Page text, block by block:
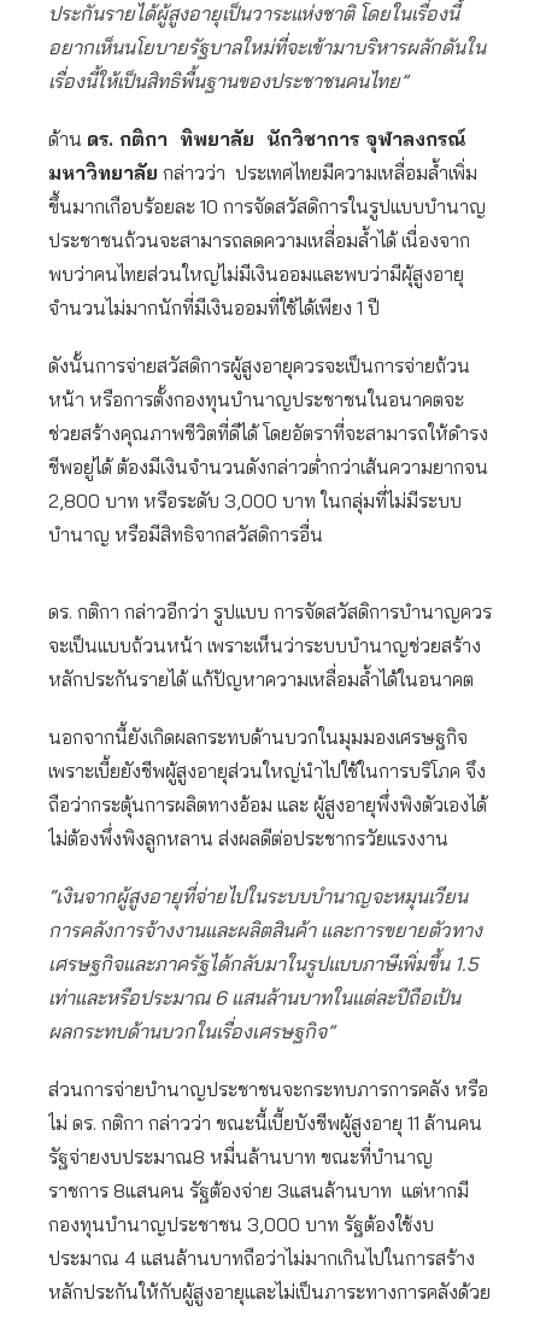
ประกันรายได้ผู้สูงอายุเป็นวาระแห่งชาติ โดยในเรื่องนี้
อยากเห็นนโยบายรัฐบาลใหม่ที่จะเข้ามาบริหารผลักดันใน
เรื่องนี้ให้เป็นสิทธิพื้นฐานของประชาชนคนไทย”
ด้าน ดร. กติกา ทิพยาลัย นักวิชาการ จุฬาลงกรณ์
มหาวิทยาลัย กล่าวว่า ประเทศไทยมีความเหลื่อมล้ำเพิ่ม
ขึ้นมากเกือบร้อยละ 10 การจัดสวัสดิการในรูปแบบบำนาญ
ประชาชนถ้วนจะสามารถลดความเหลื่อมล้ำได้ เนื่องจาก
พบว่าคนไทยส่วนใหญ่ไม่มีเงินออมและพบว่ามีผุ้สูงอายุ
จำนวนไม่มากนักที่มีเงินออมที่ใช้ได้เพียง 1 ปี
ดังนั้นการจ่ายสวัสดิการผู้สูงอายุควรจะเป็นการจ่ายถ้วน
หน้า หรือการตั้งกองทุนบำนาญประชาชนในอนาคตจะ
ช่วยสร้างคุณภาพชีวิตที่ดีได้ โดยอัตราที่จะสามารถให้ดำรง
ชีพอยู่ได้ ต้องมีเงินจำนวนดังกล่าวต่ำกว่าเส้นความยากจน
2,800 บาท หรือระดับ 3,000 บาท ในกลุ่มที่ไม่มีระบบ
บำนาญ หรือมีสิทธิจากสวัสดิการอื่น
ดร. กติกา กล่าวอีกว่า รูปแบบ การจัดสวัสดิการบำนาญควร
จะเป็นแบบถ้วนหน้า เพราะเห็นว่าระบบบำนาญช่วยสร้าง
หลักประกันรายได้ แก้ปัญหาความเหลื่อมล้ำได้ในอนาคต
นอกจากนี้ยังเกิดผลกระทบด้านบวกในมุมมองเศรษฐกิจ
เพราะเบี้ยยังชีพผู้สูงอายุส่วนใหญ่นำไปใช้ในการบริโภค จึง
ถือว่ากระตุ้นการผลิตทางอ้อม และ ผู้สูงอายุพึ่งพิงตัวเองได้
ไม่ต้องพึ่งพิงลูกหลาน ส่งผลดีต่อประชากรวัยแรงงาน
“เงินจากผู้สูงอายุที่จ่ายไปในระบบบำนาญจะหมุนเวียน
การคลังการจ้างงานและผลิตสินค้า และการขยายตัวทาง
เศรษฐกิจและภาครัฐได้กลับมาในรูปแบบภาษีเพิ่มขึ้น 1.5
เท่าและหรือประมาณ 6 แสนล้านบาทในแต่ละปีถือเป้น
ผลกระทบด้านบวกในเรื่องเศรษฐกิจ”
ส่วนการจ่ายบำนาญประชาชนจะกระทบภารการคลัง หรือ
ไม่ ดร. กติกา กล่าวว่า ขณะนี้เบี้ยบังชีพผู้สูงอายุ 11 ล้านคน
รัฐจ่ายงบประมาณ8 หมื่นล้านบาท ขณะที่บำนาญ
ราชการ 8แสนคน รัฐต้องจ่าย 3แสนล้านบาท แต่หากมี
กองทุนบำนาญประชาชน 3,000 บาท รัฐต้องใช้งบ
ประมาณ 4 แสนล้านบาทถือว่าไม่มากเกินไปในการสร้าง
หลักประกันให้กับผู้สูงอายุและไม่เป็นภาระทางการคลังด้วย